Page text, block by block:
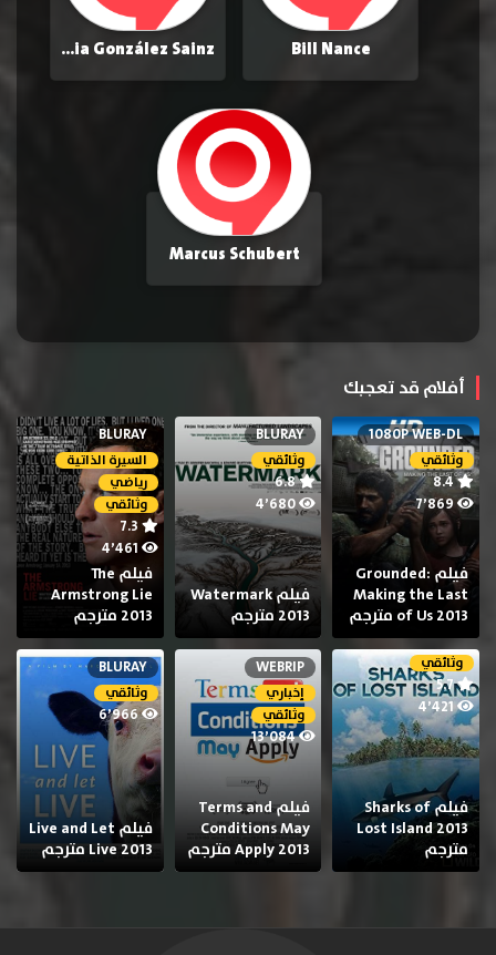
Bill Nance
Inocencia González Sainz
Marcus Schubert
أفلام قد تعجبك
1080P WEB-DL
وثائقي
8.4
7٬869
فيلم Grounded:
Making the Last
of Us 2013 مترجم
BLURAY
وثائقي
6.8
4٬680
فيلم Watermark
2013 مترجم
BLURAY
السيرة الذاتية
رياضي
وثائقي
فيلم The
Armstrong Lie
2013 مترجم
وثائقي
5.7
4٬421
فيلم Sharks of
Lost Island 2013
مترجم
WEBRIP
إخباري
وثائقي
13٬084
فيلم Terms and
Conditions May
Apply 2013 مترجم
BLURAY
وثائقي
6٬966
فيلم Live and Let
Live 2013 مترجم